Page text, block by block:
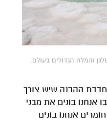
והמלח הגדולים בעולם.
ההבנה שיש צורך
בונים את מבני
אנחנו בונים